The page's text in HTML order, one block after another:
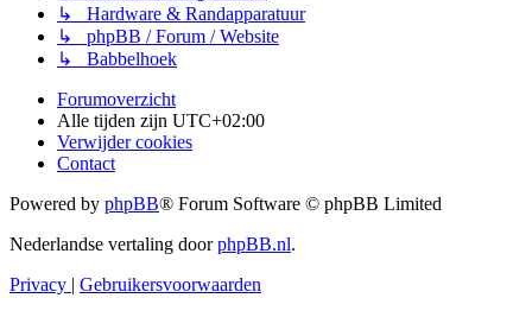
↳ Hardware & Randapparatuur
↳ phpBB / Forum / Website
↳ Babbelhoek
Forumoverzicht
Alle tijden zijn UTC+02:00
Verwijder cookies
Contact
Powered by phpBB® Forum Software © phpBB Limited
Nederlandse vertaling doorphpBB.nl.
Privacy | Gebruikersvoorwaarden